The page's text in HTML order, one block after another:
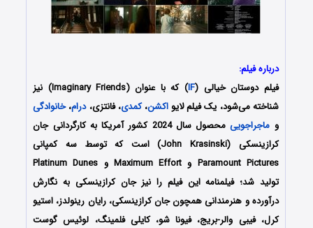
درباره فیلم:
فیلم دوستان خیالی (IF
) که با عنوان (Imaginary Friends) نیز
شناخته می‌شود، یک فیلم لایواکشن،کمدی، فانتزی،درام،خانوادگی
و ماجراجویی
محصول سال 2024 کشور آمریکا به کارگردانی جان
کرازینسکی (John Krasinski) است که توسط سه کمپانی‌
Paramount Pictures و Maximum Effort و Platinum Dunes
تولید شد؛ فیلمنامه این فیلم را نیز جان کرازینسکی به نگارش
درآورده و هنرمندانی همچون جان کرازینسکی، رایان رینولدز، استیو
کرل، فیبی والر-بریج، فیونا شو، کایلی فلمینگ، لوئیس گوست